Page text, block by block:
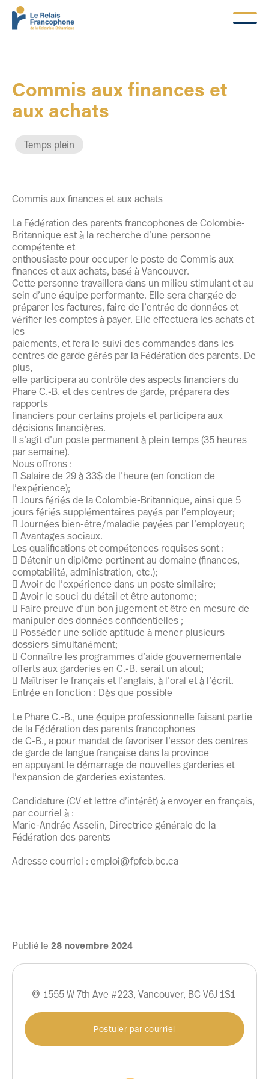
Commis aux finances et
aux achats
Temps plein
Commis aux finances et aux achats
La Fédération des parents francophones de Colombie-
Britannique est à la recherche d’une personne
compétente et
enthousiaste pour occuper le poste de Commis aux
finances et aux achats, basé à Vancouver.
Cette personne travaillera dans un milieu stimulant et au
sein d’une équipe performante. Elle sera chargée de
préparer les factures, faire de l’entrée de données et
vérifier les comptes à payer. Elle effectuera les achats et
les
paiements, et fera le suivi des commandes dans les
centres de garde gérés par la Fédération des parents. De
plus,
elle participera au contrôle des aspects financiers du
Phare C.-B. et des centres de garde, préparera des
rapports
financiers pour certains projets et participera aux
décisions financières.
Il s’agit d’un poste permanent à plein temps (35 heures
par semaine).
Nous offrons :
 Salaire de 29 à 33$ de l’heure (en fonction de
l’expérience);
 Jours fériés de la Colombie-Britannique, ainsi que 5
jours fériés supplémentaires payés par l’employeur;
 Journées bien-être/maladie payées par l’employeur;
 Avantages sociaux.
Les qualifications et compétences requises sont :
 Détenir un diplôme pertinent au domaine (finances,
comptabilité, administration, etc.);
 Avoir de l’expérience dans un poste similaire;
 Avoir le souci du détail et être autonome;
 Faire preuve d’un bon jugement et être en mesure de
manipuler des données confidentielles ;
 Posséder une solide aptitude à mener plusieurs
dossiers simultanément;
 Connaître les programmes d’aide gouvernementale
offerts aux garderies en C.-B. serait un atout;
 Maîtriser le français et l’anglais, à l’oral et à l’écrit.
Entrée en fonction : Dès que possible
Le Phare C.-B., une équipe professionnelle faisant partie
de la Fédération des parents francophones
de C-B., a pour mandat de favoriser l’essor des centres
de garde de langue française dans la province
en appuyant le démarrage de nouvelles garderies et
l’expansion de garderies existantes.
Candidature (CV et lettre d’intérêt) à envoyer en français,
par courriel à :
Marie-Andrée Asselin, Directrice générale de la
Fédération des parents
Adresse courriel : emploi@fpfcb.bc.ca
Publié le 28 novembre2024
 1555 W 7th Ave #223, Vancouver, BC V6J 1S1
Postuler par courriel